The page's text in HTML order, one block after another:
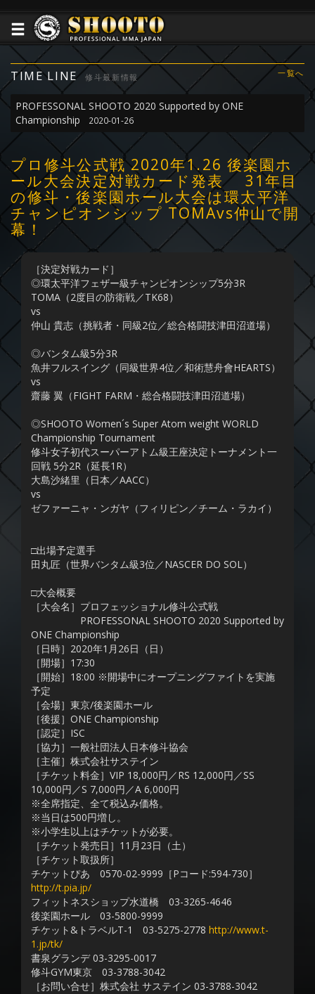
TIME LINE 修斗最新情報 一覧へ
PROFESSONAL SHOOTO 2020 Supported by ONE
Championship
2020-01-26
プロ修斗公式戦 2020年1.26 後楽園ホ
ール大会決定対戦カード発表 31年目
の修斗・後楽園ホール大会は環太平洋
チャンピオンシップ TOMAvs仲山で開
幕！
［決定対戦カード］
◎環太平洋フェザー級チャンピオンシップ5分3R
TOMA（2度目の防衛戦／TK68）
vs
仲山 貴志（挑戦者・同級2位／総合格闘技津田沼道場）
◎バンタム級5分3R
魚井フルスイング（同級世界4位／和術慧舟會HEARTS）
vs
齋藤 翼（FIGHT FARM・総合格闘技津田沼道場）
◎SHOOTO Women´s Super Atom weight WORLD
Championship Tournament
修斗女子初代スーパーアトム級王座決定トーナメント一
回戦 5分2R（延長1R）
大島沙緒里（日本／AACC）
vs
ゼファーニャ・ンガヤ（フィリピン／チーム・ラカイ）
□出場予定選手
田丸匠（世界バンタム級3位／NASCER DO SOL）
□大会概要
［大会名］プロフェッショナル修斗公式戦
PROFESSONAL SHOOTO 2020 Supported by
ONE Championship
［日時］2020年1月26日（日）
［開場］17:30
［開始］18:00 ※開場中にオープニングファイトを実施
予定
［会場］東京/後楽園ホール
［後援］ONE Championship
［認定］ISC
［協力］一般社団法人日本修斗協会
［主催］株式会社サステイン
［チケット料金］VIP 18,000円／RS 12,000円／SS
10,000円／S 7,000円／A 6,000円
※全席指定、全て税込み価格。
※当日は500円増し。
※小学生以上はチケットが必要。
［チケット発売日］11月23日（土）
［チケット取扱所］
チケットぴあ 0570-02-9999［Pコード:594-730］
http://t.pia.jp/
フィットネスショップ水道橋 03-3265-4646
後楽園ホール 03-5800-9999
チケット&トラベルT-1 03-5275-2778 http://www.t-
1.jp/tk/
書泉グランデ 03-3295-0017
修斗GYM東京 03-3788-3042
［お問い合せ］株式会社 サステイン 03-3788-3042